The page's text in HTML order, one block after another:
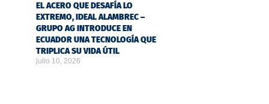
EL ACERO QUE DESAFÍA LO
EXTREMO, IDEAL ALAMBREC –
GRUPO AG INTRODUCE EN
ECUADOR UNA TECNOLOGÍA QUE
TRIPLICA SU VIDA ÚTIL
julio 10, 2026